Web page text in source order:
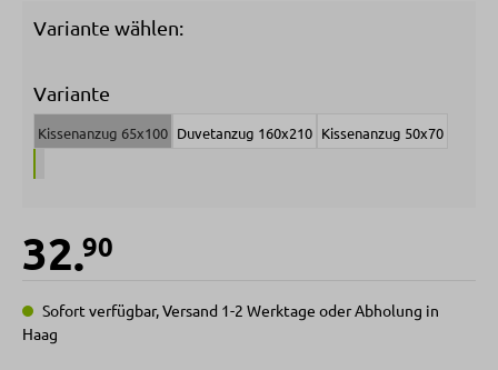
Variante wählen:
Variante
Kissenanzug 65x100 Duvetanzug 160x210 Kissenanzug 50x70
32.90
Sofort verfügbar, Versand 1-2 Werktage oder Abholung in
Haag